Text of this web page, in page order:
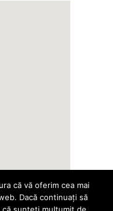
că vă oferim cea mai
Dacă continuați să